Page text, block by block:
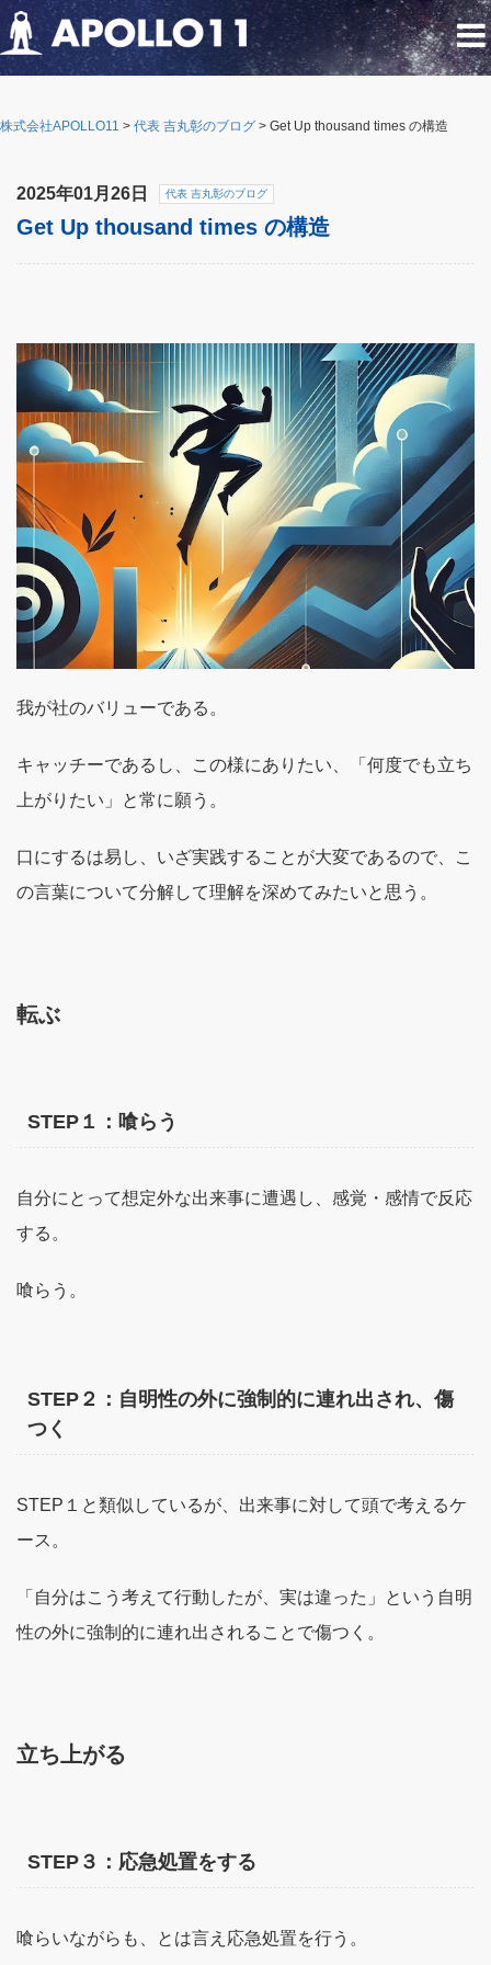
株式会社APOLLO11 > 代表 吉丸彰のブログ > Get Up thousand times の構造
2025年01月26日 代表 吉丸彰のブログ
Get Up thousand times の構造
我が社のバリューである。
キャッチーであるし、この様にありたい、「何度でも立ち
上がりたい」と常に願う。
口にするは易し、いざ実践することが大変であるので、こ
の言葉について分解して理解を深めてみたいと思う。
転ぶ
STEP１：喰らう
自分にとって想定外な出来事に遭遇し、感覚・感情で反応
する。
喰らう。
STEP２：自明性の外に強制的に連れ出され、傷
つく
STEP１と類似しているが、出来事に対して頭で考えるケ
ース。
「自分はこう考えて行動したが、実は違った」という自明
性の外に強制的に連れ出されることで傷つく。
立ち上がる
STEP３：応急処置をする
喰らいながらも、とは言え応急処置を行う。